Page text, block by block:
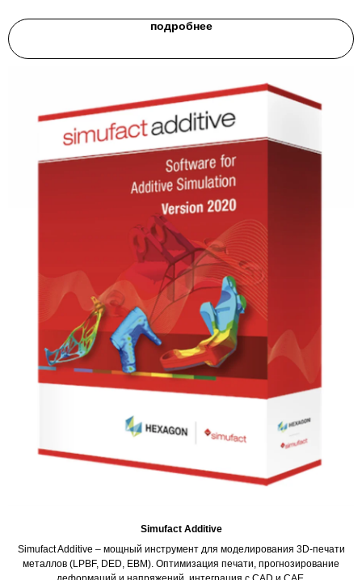
подробнее
Simufact Additive
Simufact Additive – мощный инструмент для моделирования 3D-печати
металлов (LPBF, DED, EBM). Оптимизация печати, прогнозирование